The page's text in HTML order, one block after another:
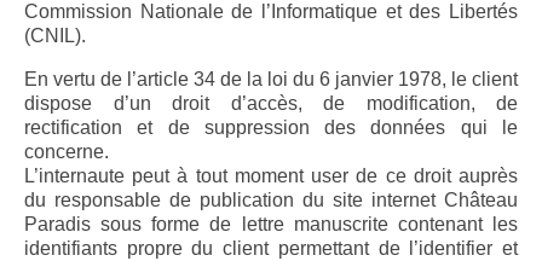
Vins doux vintage
Le Secret des Marchands, AOP Maury rouge
doux 2010
doux 2011
Le Secret des Marchands, AOP Maury rouge
doux 2013
Commission Nationale de l’Informatique et des Libertés
(CNIL).
En vertu de l’article 34 de la loi du 6 janvier 1978, le client
dispose d’un droit d’accès, de modification, de
rectification et de suppression des données qui le
concerne.
L’internaute peut à tout moment user de ce droit auprès
du responsable de publication du site internet Château
Paradis sous forme de lettre manuscrite contenant les
identifiants propre du client permettant de l’identifier et